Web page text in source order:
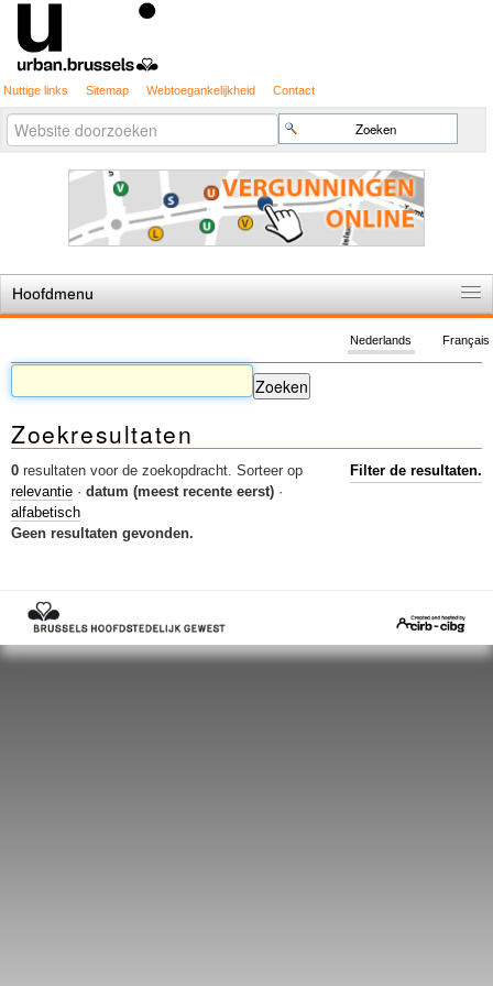
Nuttige links Sitemap Webtoegankelijkheid Contact
Zoek
Geavanceerd
zoeken...
Hoofdmenu
De spelregels
Stedenbouwkundige vergunning
Cartografie
Studies en publicaties
Sleutelwoorden
Stedenbouwkundige inlichtingen
Français
Nederlands
Zoekresultaten
0 resultaten voor de zoekopdracht. Filter de resultaten.
Sorteer op
relevantie · datum (meest recente eerst) ·
alfabetisch
Geen resultaten gevonden.